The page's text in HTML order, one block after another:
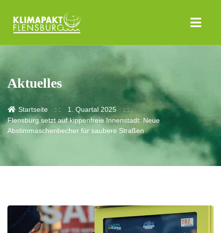
Aktuelles
Startseite
1. Quartal 2025
Flensburg setzt auf kippenfreie Innenstadt: Neue
Abstimmaschenbecher für saubere Straßen